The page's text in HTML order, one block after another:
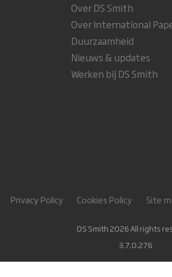
Over DS Smith
Over International
Duurzaamheid
Nieuws & updates
Werken bij DS Smith
Privacy Policy Cookies Policy Site
DS Smith 2026 All rights
3.7.0.276